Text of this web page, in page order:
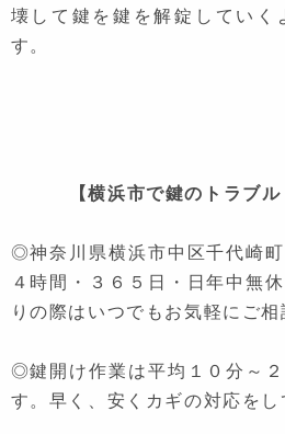
壊して鍵を鍵を解錠していく
す。
【横浜市で鍵のトラブ
◎神奈川県横浜市中区千代崎
４時間・３６５日・日年中無
りの際はいつでもお気軽にご相
◎鍵開け作業は平均１０分～
す。早く、安くカギの対応をし